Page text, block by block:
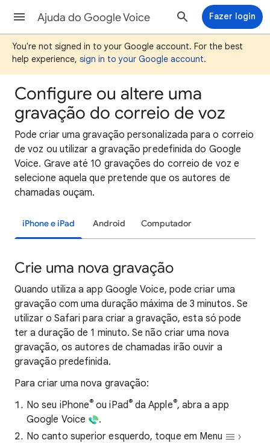
Ajuda do Google Voice Fazer login
You're not signed in to your Google account. For the best
help experience, sign in to your Google account.
Configure ou altere uma
gravação do correio de voz
Pode criar uma gravação personalizada para o correio
de voz ou utilizar a gravação predefinida do Google
Voice. Grave até 10 gravações do correio de voz e
selecione aquela que pretende que os autores de
chamadas ouçam.
iPhone e iPad Android Computador
Crie uma nova gravação
Quando utiliza a app Google Voice, pode criar uma
gravação com uma duração máxima de 3 minutos. Se
utilizar o Safari para criar a gravação, esta só pode
ter a duração de 1 minuto. Se não criar uma nova
gravação, os autores de chamadas irão ouvir a
gravação predefinida.
Para criar uma nova gravação:
No seu iPhone® ou iPad®da Apple®, abra a app
Google Voice
.
No canto superior esquerdo, toque em Menu